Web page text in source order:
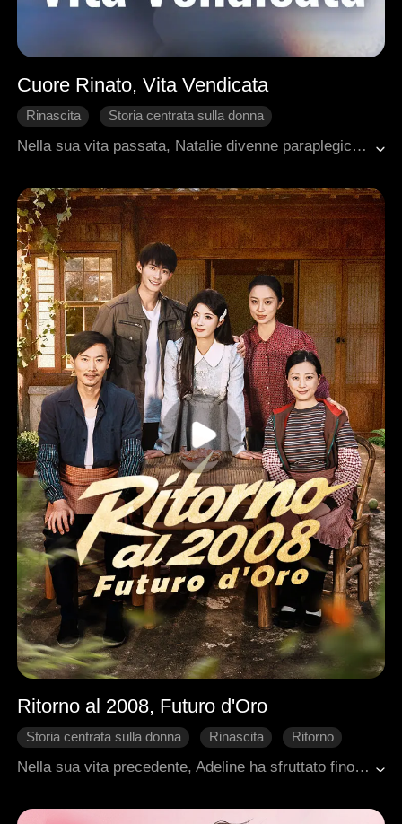
Cuore Rinato, Vita Vendicata
Rinascita
Storia centrata sulla donna
Matrimonio lampo
Romanzo sentimentale moderno
Nella sua vita passata, Natalie divenne paraplegica per salvare la madre biologica, solo per essere sfruttata come una banca del sangue dalla propria famiglia. Il suo fidanzato Bryan e sua sorella Emily la tradirono persino accanto al suo cadavere.Al suo ritorno alla vita, Natalie tagliò ogni legame senza esitazione, smascherando la famiglia sanguisuga, lasciando il fidanzato spregevole e distruggendo la sorella ipocrita. Grazie alla sua abilità senza pari nel restauro di antichità, sposò rapidamente Harold, l'uomo più ricco di Vaso, usando la sua influenza per vendicarsi.In questa vita, capì che l'affetto familiare tardivo non ha valore. Giurò di proteggere solo la madre adottiva e il vero amore, assicurandosi che i suoi nemici pagassero per i loro torti.
Ritorno al 2008, Futuro d'Oro
Storia centrata sulla donna Rinascita
Ritorno
Nella sua vita precedente, Adeline ha sfruttato fino all'osso la famiglia adottiva per compiacere i suoi genitori biologici, ma alla fine è rimasta con niente. Rinata, giura di non ripetere lo stesso errore. Questa volta, sceglie la famiglia che l'ha sempre amata davvero. Grazie ai ricordi della sua vita passata, sa identificare oggetti di valore, lancia un business di e-commerce in anticipo sui tempi, costruisce un impero dal nulla e guida le persone che ama verso un futuro radioso e felice. La sua seconda vita è una vendetta dolce e un trionfo assoluto.